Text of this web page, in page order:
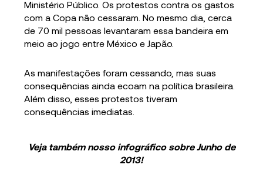
Ministério Público. Os protestos contra os gastos
com a Copa não cessaram. No mesmo dia, cerca
de 70 mil pessoas levantaram essa bandeira em
meio ao jogo entre México e Japão.
As manifestações foram cessando, mas suas
consequências ainda ecoam na política brasileira.
Além disso, esses protestos tiveram
consequências imediatas.
Veja também nosso infográfico sobre Junho de
2013!